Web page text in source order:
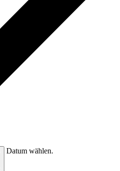
Datum wählen.